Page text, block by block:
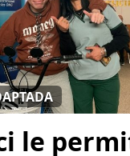
le